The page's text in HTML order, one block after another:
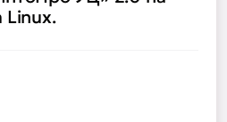
Linux.